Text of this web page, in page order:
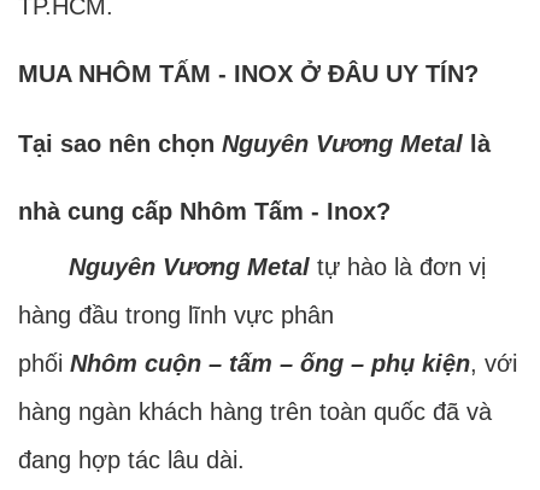
TP.HCM.
MUA NHÔM TẤM - INOX Ở ĐÂU UY TÍN?
Tại sao nên chọn Nguyên Vương Metal là
nhà cung cấp Nhôm Tấm - Inox?
Nguyên Vương Metal tự hào là đơn vị
hàng đầu trong lĩnh vực phân
phối Nhôm cuộn – tấm – ống – phụ kiện, với
hàng ngàn khách hàng trên toàn quốc đã và
đang hợp tác lâu dài.